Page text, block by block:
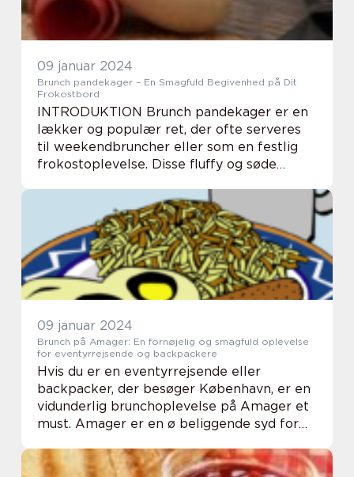
09 januar 2024
Brunch pandekager – En Smagfuld Begivenhed på Dit
Frokostbord
INTRODUKTION Brunch pandekager er en
lækker og populær ret, der ofte serveres
til weekendbruncher eller som en festlig
frokostoplevelse. Disse fluffy og søde
og børn og er lette at tilberede. I denne
artikel vi...
09 januar 2024
Brunch på Amager: En fornøjelig og smagfuld oplevelse
for eventyrrejsende og backpackere
Hvis du er en eventyrrejsende eller
backpacker, der besøger København, er en
vidunderlig brunchoplevelse på Amager et
must. Amager er en ø beliggende syd for
af naturskønhed, kulturel mangfoldighed og